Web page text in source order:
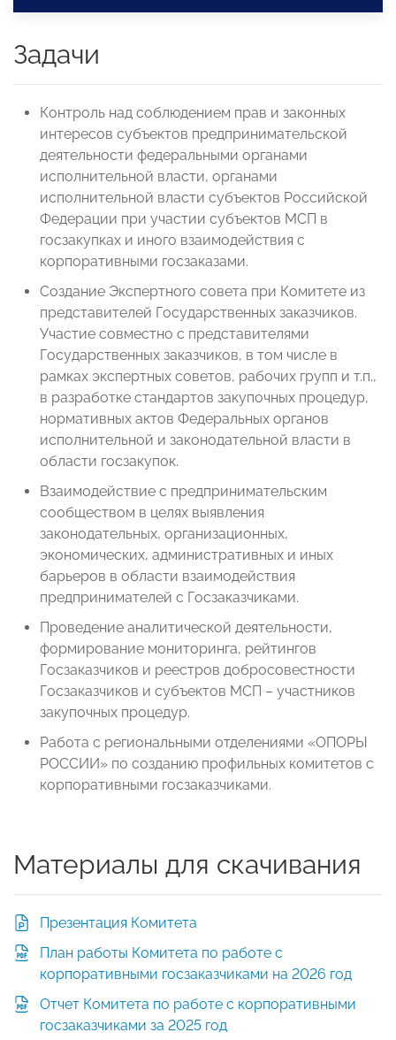
Задачи
Контроль над соблюдением прав и законных
интересов субъектов предпринимательской
деятельности федеральными органами
исполнительной власти, органами
исполнительной власти субъектов Российской
Федерации при участии субъектов МСП в
госзакупках и иного взаимодействия с
корпоративными госзаказами.
Создание Экспертного совета при Комитете из
представителей Государственных заказчиков.
Участие совместно с представителями
Государственных заказчиков, в том числе в
рамках экспертных советов, рабочих групп и т.п.,
в разработке стандартов закупочных процедур,
нормативных актов Федеральных органов
исполнительной и законодательной власти в
области госзакупок.
Взаимодействие с предпринимательским
сообществом в целях выявления
законодательных, организационных,
экономических, административных и иных
барьеров в области взаимодействия
предпринимателей с Госзаказчиками.
Проведение аналитической деятельности,
формирование мониторинга, рейтингов
Госзаказчиков и реестров добросовестности
Госзаказчиков и субъектов МСП – участников
закупочных процедур.
Работа с региональными отделениями «ОПОРЫ
РОССИИ» по созданию профильных комитетов с
корпоративными госзаказчиками.
Материалы для скачивания
Презентация Комитета
План работы Комитета по работе с
корпоративными госзаказчиками на 2026 год
Отчет Комитета по работе с корпоративными
госзаказчиками за 2025 год